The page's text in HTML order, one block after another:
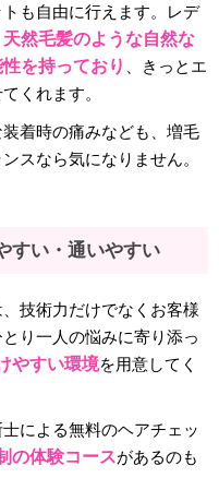
も自由に行えます。レデ
天然毛髪のような自然な
を持っており
、きっとエ
くれます。
着時の痛みなども、増毛
スなら気になりません。
すい・通いやすい
技術力だけでなくお客様
り一人の悩みに寄り添っ
やすい環境を用意してく
による無料のヘアチェッ
の体験コースがあるのも